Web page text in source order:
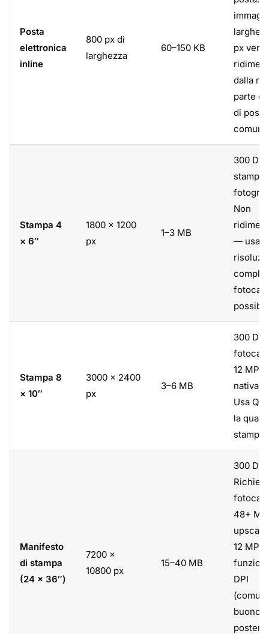
Posta
elettronica
inline
800 px di
larghezza
60–150 KB
larghe
px
dalla
parte
di posta
Stampa 4
× 6″
1800 × 1200
px
1–3 MB
300
stampe
Non
— usa la
Stampa 8
× 10″
3000 × 2400
px
3–6 MB
300
12 MP
Usa
la
stampa.
Manifesto
di stampa
(24 × 36″)
7200 ×
10800 px
15–40 MB
300 DPI.
48+
12 MP
DPI
buono
poster